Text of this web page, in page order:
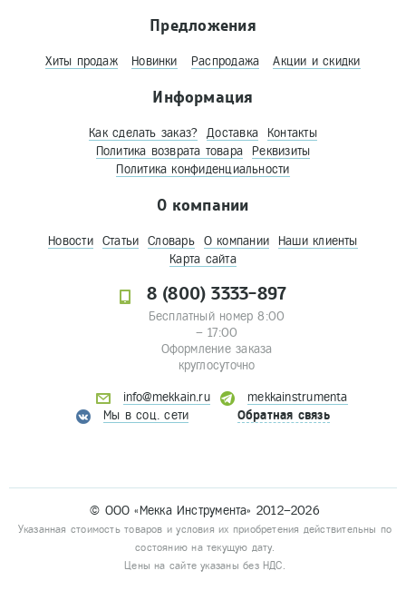
Предложения
Хиты продаж Новинки Распродажа Акции и скидки
Информация
Как сделать заказ? Доставка
Контакты
Политика возврата товара
Реквизиты
Политика конфиденциальности
О компании
Новости Статьи Словарь О компании
Наши клиенты
Карта сайта
8 (800) 3333-897
Бесплатный номер 8:00
– 17:00
Оформление заказа
круглосуточно
info@mekkain.ru
mekkainstrumenta
Мы в соц. сети
Обратная связь
© ООО «Мекка Инструмента» 2012–2026
Указанная стоимость товаров и условия их приобретения действительны по
состоянию на текущую дату.
Цены на сайте указаны без НДС.